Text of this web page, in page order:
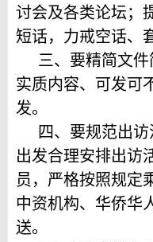
讨会及各类论坛；
短话，力戒空话、
三、要精简文
实质内容、可发可
发。
四、要规范出
出发合理安排出访
员，严格按照规定
中资机构、华侨华
送。